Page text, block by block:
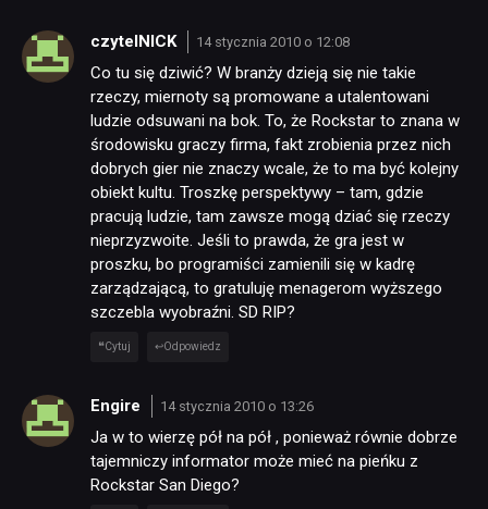
KULTURA
RETRO
TECHNOLOGIE
DYSKUSJE
SKLEP
czytelNICK 14 stycznia 2010 o 12:08
Co tu się dziwić? W branży dzieją się nie takie
rzeczy, miernoty są promowane a utalentowani
ludzie odsuwani na bok. To, że Rockstar to znana w
środowisku graczy firma, fakt zrobienia przez nich
dobrych gier nie znaczy wcale, że to ma być kolejny
obiekt kultu. Troszkę perspektywy – tam, gdzie
pracują ludzie, tam zawsze mogą dziać się rzeczy
nieprzyzwoite. Jeśli to prawda, że gra jest w
proszku, bo programiści zamienili się w kadrę
zarządzającą, to gratuluję menagerom wyższego
szczebla wyobraźni. SD RIP?
Cytuj Odpowiedz
Engire 14 stycznia 2010 o 13:26
Ja w to wierzę pół na pół , ponieważ równie dobrze
tajemniczy informator może mieć na pieńku z
Rockstar San Diego?